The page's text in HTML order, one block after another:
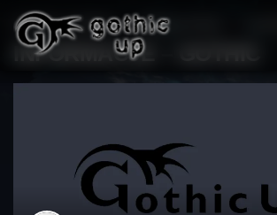
STRONA GŁÓWNA > SERIA GOTHIC
INFORMACJE – GOTHIC